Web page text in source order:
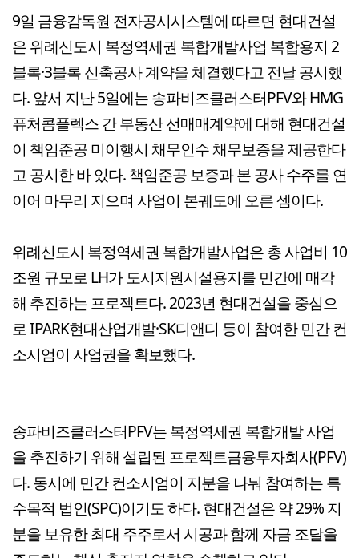
9일 금융감독원 전자공시시스템에 따르면 현대건설
은 위례신도시 복정역세권 복합개발사업 복합용지 2
블록·3블록 신축공사 계약을 체결했다고 전날 공시했
다. 앞서 지난 5일에는 송파비즈클러스터PFV와 HMG
퓨처콤플렉스 간 부동산 선매매계약에 대해 현대건설
이 책임준공 미이행시 채무인수 채무보증을 제공한다
고 공시한 바 있다. 책임준공 보증과 본 공사 수주를 연
이어 마무리 지으며 사업이 본궤도에 오른 셈이다.
위례신도시 복정역세권 복합개발사업은 총 사업비 10
조원 규모로 LH가 도시지원시설용지를 민간에 매각
해 추진하는 프로젝트다. 2023년 현대건설을 중심으
로 IPARK현대산업개발·SK디앤디 등이 참여한 민간 컨
소시엄이 사업권을 확보했다.
송파비즈클러스터PFV는 복정역세권 복합개발 사업
을 추진하기 위해 설립된 프로젝트금융투자회사(PFV)
다. 동시에 민간 컨소시엄이 지분을 나눠 참여하는 특
수목적 법인(SPC)이기도 하다. 현대건설은 약 29% 지
분을 보유한 최대 주주로서 시공과 함께 자금 조달을